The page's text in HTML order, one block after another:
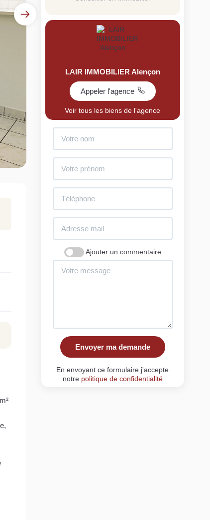
votre bien en ligne.
et gratuit, recevez votre estimation en
clics.
mon bien maintenant
LAIR IMMOBILIER Alençon
Appeler l'agence
Voir tous les biens de l'agence
Ajouter un commentaire
Envoyer ma demande
En envoyant ce formulaire j'accepte
notre politique de confidentialité